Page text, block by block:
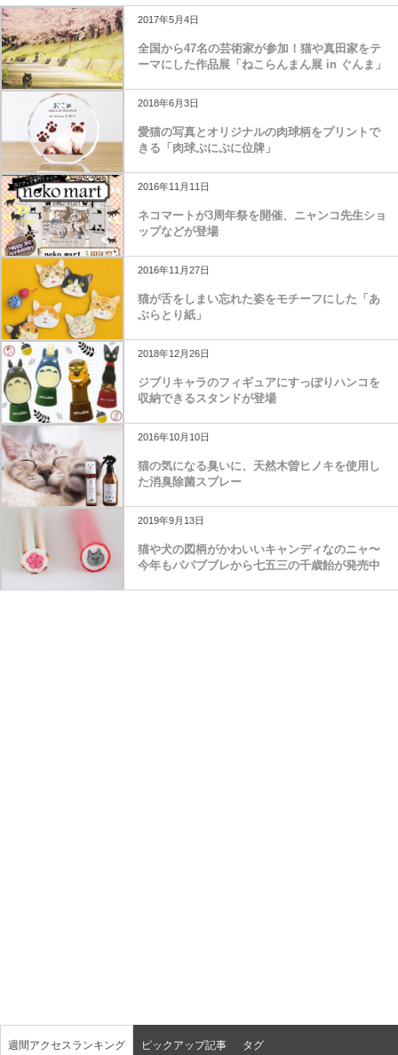
2017年5月4日
全国から47名の芸術家が参加！猫や真田家をテ
ーマにした作品展「ねこらんまん展 in ぐんま」
2018年6月3日
愛猫の写真とオリジナルの肉球柄をプリントで
きる「肉球ぷにぷに位牌」
2016年11月11日
ネコマートが3周年祭を開催、ニャンコ先生ショ
ップなどが登場
2016年11月27日
猫が舌をしまい忘れた姿をモチーフにした「あ
ぶらとり紙」
2018年12月26日
ジブリキャラのフィギュアにすっぽりハンコを
収納できるスタンドが登場
2016年10月10日
猫の気になる臭いに、天然木曽ヒノキを使用し
た消臭除菌スプレー
2019年9月13日
猫や犬の図柄がかわいいキャンディなのニャ〜
今年もパパブブレから七五三の千歳飴が発売中
週間アクセスランキング ピックアップ記事 タグ